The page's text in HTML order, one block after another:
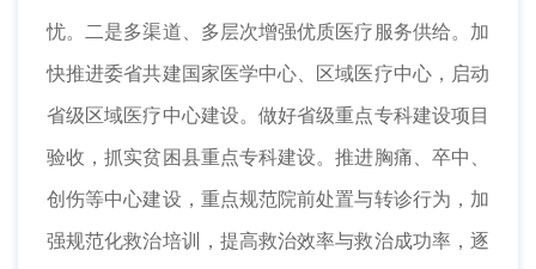
忧。二是多渠道、多层次增强优质医疗服务供给。加
快推进委省共建国家医学中心、区域医疗中心，启动
省级区域医疗中心建设。做好省级重点专科建设项目
验收，抓实贫困县重点专科建设。推进胸痛、卒中、
创伤等中心建设，重点规范院前处置与转诊行为，加
强规范化救治培训，提高救治效率与救治成功率，逐